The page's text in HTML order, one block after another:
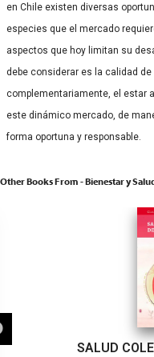
en Chile existen diversas
especies que el mercado
aspectos que hoy limitan su
debe considerar es la calidad
complementariamente, el estar
este dinámico mercado, de
forma oportuna y responsable.
Other Books From - Bienestar y
SALUD